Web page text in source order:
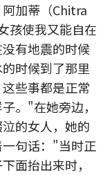
加蒂（Chitra
孩使我又能自在
有地震的时候
时候到了那里
些事都是正常
。"在她旁边，
的女人，她的
句话："当时正
面抬出来时，